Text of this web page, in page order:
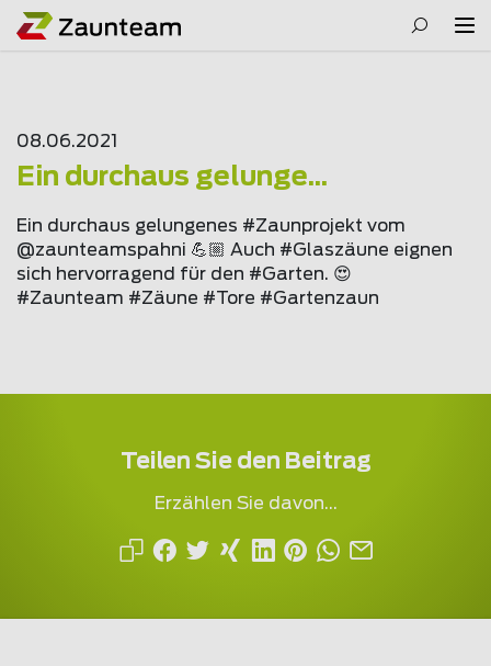
08.06.2021
Ein durchaus gelunge...
Ein durchaus gelungenes #Zaunprojekt vom
@zaunteamspahni 💪🏼 Auch #Glaszäune eignen
sich hervorragend für den #Garten. 😍
#Zaunteam #Zäune #Tore #Gartenzaun
Teilen Sie den Beitrag
Erzählen Sie davon...